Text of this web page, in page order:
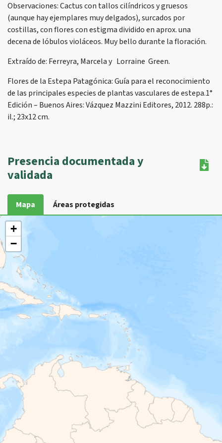
Observaciones: Cactus con tallos cilíndricos y gruesos
(aunque hay ejemplares muy delgados), surcados por
costillas, con flores con estigma dividido en aprox. una
decena de lóbulos violáceos. Muy bello durante la floración.
Extraído de: Ferreyra, Marcela y Lorraine Green.
Flores de la Estepa Patagónica: Guía para el reconocimiento
de las principales especies de plantas vasculares de estepa.1°
Edición – Buenos Aires: Vázquez Mazzini Editores, 2012. 288p.:
il.; 23x12 cm.
Presencia documentada y
validada
Mapa Áreas protegidas
+
−